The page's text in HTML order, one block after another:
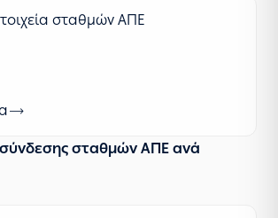
σταθμών ΑΠΕ
σταθμών ΑΠΕ ανά